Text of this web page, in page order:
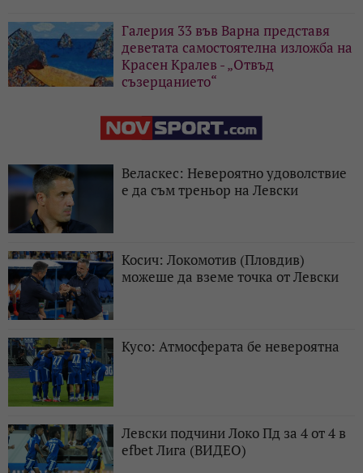
Галерия 33 във Варна представя
деветата самостоятелна изложба на
Красен Кралев - „Отвъд
съзерцанието“
Веласкес: Невероятно удоволствие
е да съм треньор на Левски
Косич: Локомотив (Пловдив)
можеше да вземе точка от Левски
Кусо: Атмосферата бе невероятна
Левски подчини Локо Пд за 4 от 4 в
efbet Лига (ВИДЕО)